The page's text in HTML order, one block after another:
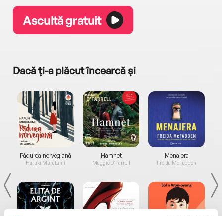
Ascultă gratuit
Dacă ți-a plăcut încearcă și
Pădurea norvegiană
Haruki Murakami
Hamnet
Maggie O'Farrell
Menajera
Freida McFadden